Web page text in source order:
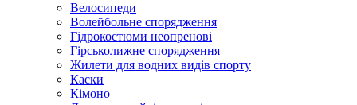
Велосипеди
Волейбольне спорядження
Гідрокостюми неопренові
Гірськолижне спорядження
Жилети для водних видів спорту
Каски
Кімоно